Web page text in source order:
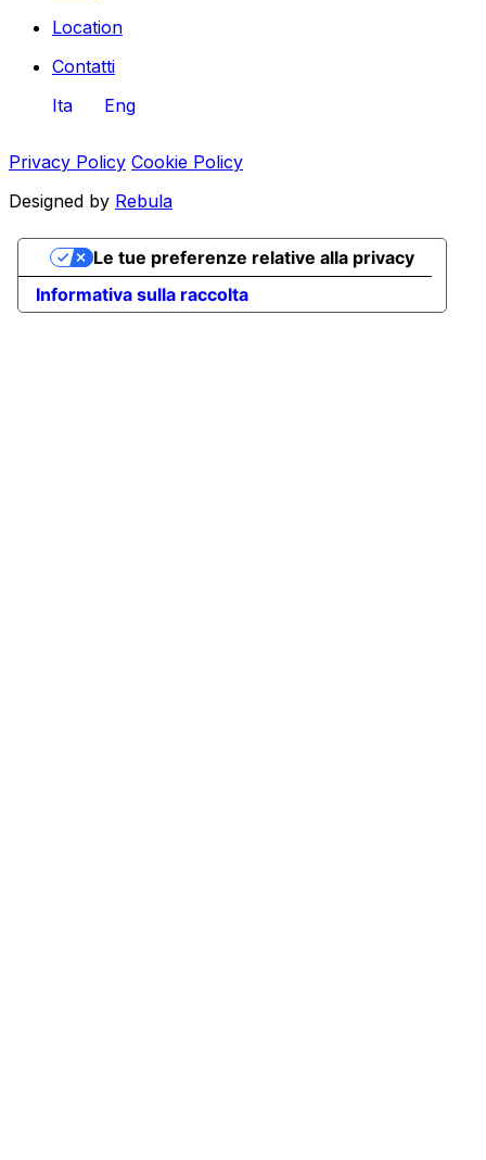
Location
Contatti
Ita
Eng
Privacy Policy Cookie Policy
Designed by Rebula
Informativa sulla raccolta
Le tue preferenze relative alla privacy